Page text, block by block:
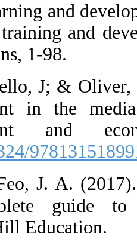
African learning
education,
13.  Costello,
management
[DOI:10.4324/
14.  De Feo,
The